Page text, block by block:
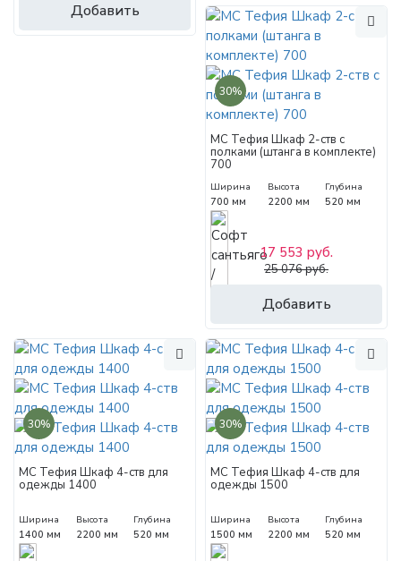
Добавить
30%
МС Тефия Шкаф 2-ств с
полками (штанга в комплекте)
700
Ширина
700 мм
Высота
2200 мм
Глубина
520 мм
Добавить
17 553 руб.
25 076 руб.
30%
МС Тефия Шкаф 4-ств для
одежды 1400
Ширина
1400 мм
Высота
2200 мм
Глубина
520 мм
30%
МС Тефия Шкаф 4-ств для
одежды 1500
Ширина
1500 мм
Высота
2200 мм
Глубина
520 мм